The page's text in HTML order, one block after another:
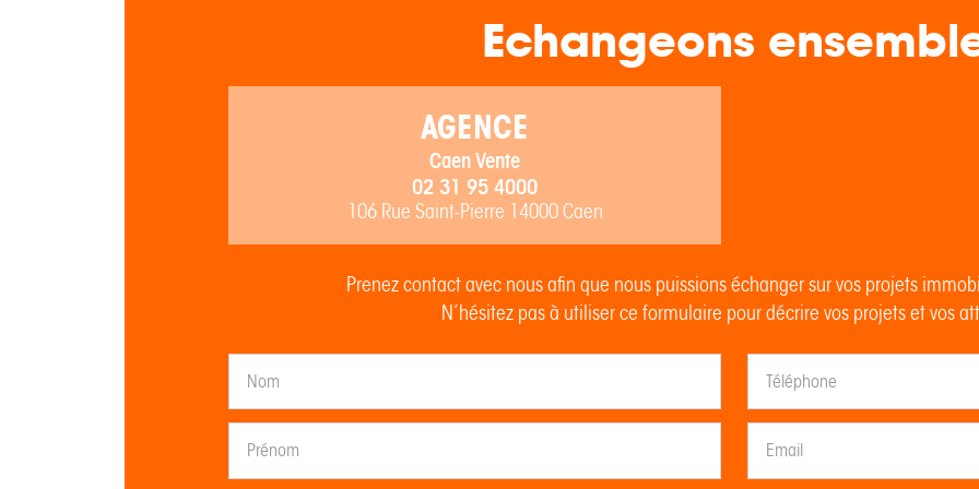
Echangeons
AGENCE
Caen Vente
02 31 95 4000
106 Rue Saint-Pierre 14000 Caen
Prenez contact avec nous afin que nous puissions échanger sur vos projets
N’hésitez pas à utiliser ce formulaire pour décrire vos projets et vos